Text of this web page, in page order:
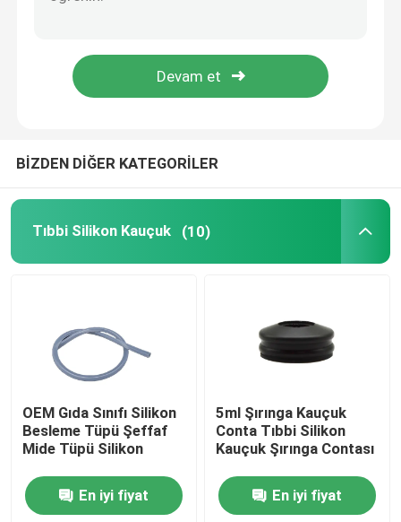
Fabrika turu
Bize ulaşın
Teklif isteği
Tıbbi Kauçuk Tıpa
Şırınga Aksesuarları
Kan Alma Aksesuarları
BİZDEN DİĞER KATEGORİLER
Tıbbi Silikon Kauçuk (10)
OEM Gıda Sınıfı Silikon
Besleme Tüpü Şeffaf
Mide Tüpü Silikon
En iyi fiyat
5ml Şırınga Kauçuk
Conta Tıbbi Silikon
Kauçuk Şırınga Contası
En iyi fiyat